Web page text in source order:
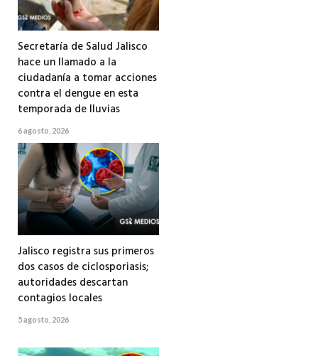
Secretaría de Salud Jalisco
hace un llamado a la
ciudadanía a tomar acciones
contra el dengue en esta
temporada de lluvias
6 agosto, 2026
Jalisco registra sus primeros
dos casos de ciclosporiasis;
autoridades descartan
contagios locales
5 agosto, 2026